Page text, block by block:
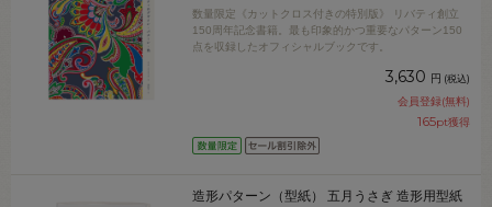
数量限定《カットクロス付きの特別版》 リバティ創立
150周年記念書籍。最も印象的かつ重要なパターン150
点を収録したオフィシャルブックです。
3,630 円 (税込)
会員登録(無料)
165pt獲得
造形パターン（型紙） 五月うさぎ 造形用型紙